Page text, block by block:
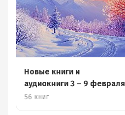
Новые книги и
аудиокниги 3 – 9 февраля
56 книг